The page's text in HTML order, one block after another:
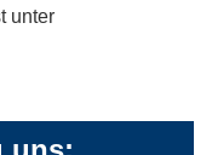
unter